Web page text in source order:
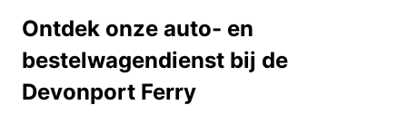
Ontdek onze auto- en
bestelwagendienst bij de
Devonport Ferry